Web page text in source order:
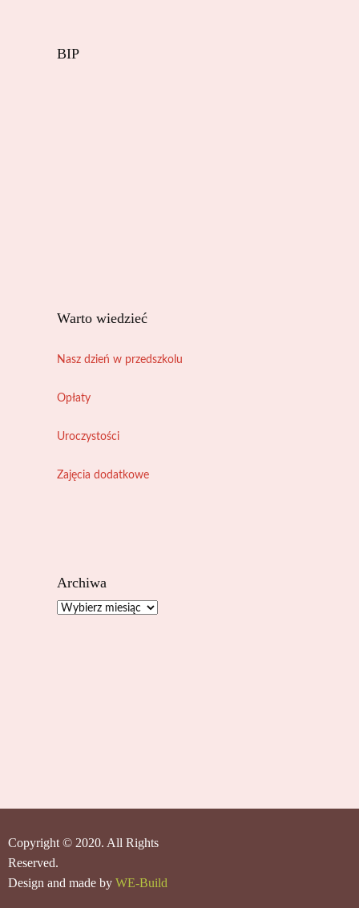
BIP
Warto wiedzieć
Nasz dzień w przedszkolu
Opłaty
Uroczystości
Zajęcia dodatkowe
Archiwa
Archiwa
Copyright © 2020. All Rights
Reserved.
Design and made by WE-Build